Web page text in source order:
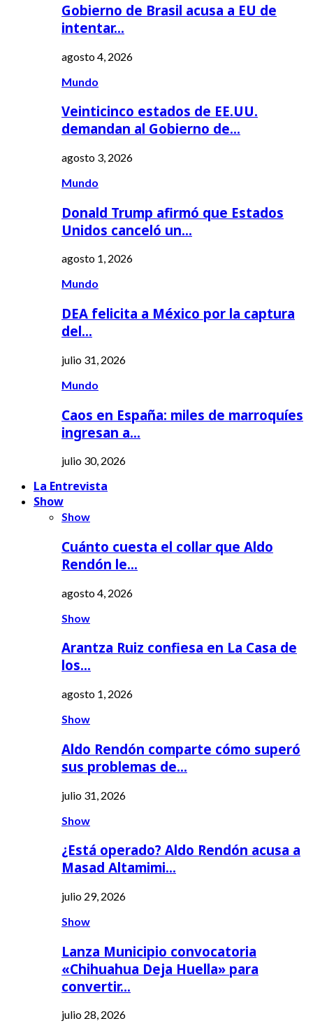
Gobierno de Brasil acusa a EU de
intentar…
agosto 4, 2026
Mundo
Veinticinco estados de EE.UU.
demandan al Gobierno de…
agosto 3, 2026
Mundo
Donald Trump afirmó que Estados
Unidos canceló un…
agosto 1, 2026
Mundo
DEA felicita a México por la captura
del…
julio 31, 2026
Mundo
Caos en España: miles de marroquíes
ingresan a…
julio 30, 2026
La Entrevista
Show
Show
Cuánto cuesta el collar que Aldo
Rendón le…
agosto 4, 2026
Show
Arantza Ruiz confiesa en La Casa de
los…
agosto 1, 2026
Show
Aldo Rendón comparte cómo superó
sus problemas de…
julio 31, 2026
Show
¿Está operado? Aldo Rendón acusa a
Masad Altamimi…
julio 29, 2026
Show
Lanza Municipio convocatoria
«Chihuahua Deja Huella» para
convertir…
julio 28, 2026